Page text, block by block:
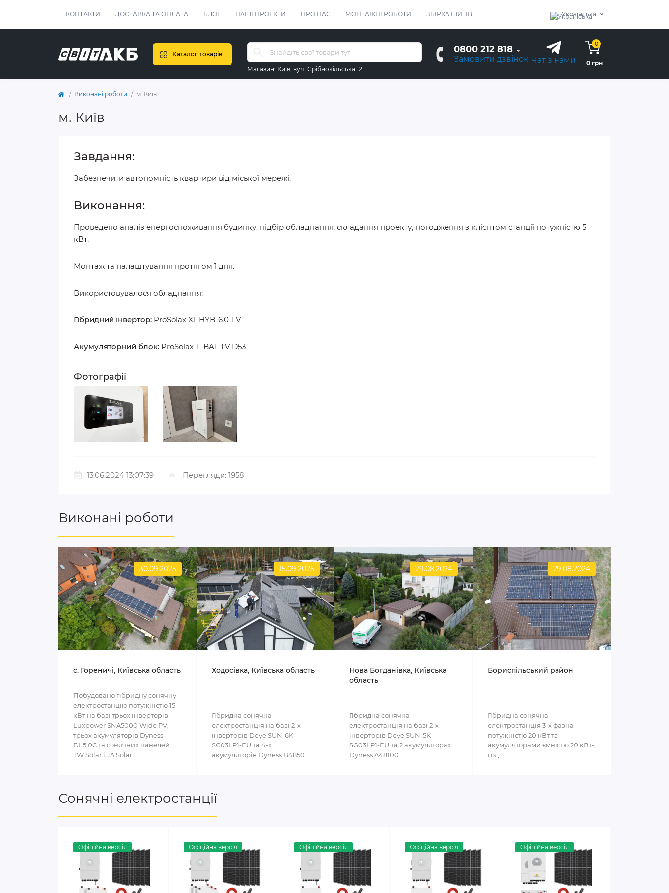
КОНТАКТИ ДОСТАВКА ТА ОПЛАТА БЛОГ НАШІ ПРОЕКТИ ПРО НАС МОНТАЖНІ РОБОТИ ЗБІРКА ЩИТІВ Українська
Каталог товарів
Магазин: Київ, вул. Срібнокільська 12
0800 212 818
Замовити дзвінок Чат з нами
0
0 грн
Виконані роботи м. Київ
м. Київ
Завдання:
Забезпечити автономність квартири від міської мережі.
Виконання:
Проведено аналіз енергоспоживання будинку, підбір обладнання, складання проекту, погодження з клієнтом станції потужністю 5
кВт.
Монтаж та налаштування протягом 1 дня.
Використовувалося обладнання:
Гібридний інвертор: ProSolax X1-HYB-6.0-LV
Акумуляторний блок: ProSolax T-BAT-LV D53
Фотографії
13.06.2024 13:07:39 Перегляди: 1958
Виконані роботи
30.09.2025
c. Гореничі, Київська область
Побудовано гібридну сонячну
електростанцію потужністю 15
кВт на базі трьох інверторів
Luxpower SNA5000 Wide PV,
трьох акумуляторів Dyness
DL5.0C та сонячних панелей
TW Solar і JA Solar...
15.09.2025
Ходосівка, Київська область
Гібридна сонячна
електростанція на базі 2-х
інверторів Deye SUN-6K-
SG03LP1-EU та 4-х
акумуляторів Dyness B4850...
29.08.2024
Нова Богданівка, Київська
область
Гібридна сонячна
електростанція на базі 2-х
інверторів Deye SUN-5K-
SG03LP1-EU та 2 акумуляторах
Dyness A48100...
29.08.2024
Бориспільський район
Гібридна сонячна
електростанція 3-х фазна
потужністю 20 кВт та
акумуляторами ємністю 20 кВт-
год..
Сонячні електростанції
Офіційна версія Офіційна версія Офіційна версія Офіційна версія Офіційна версія